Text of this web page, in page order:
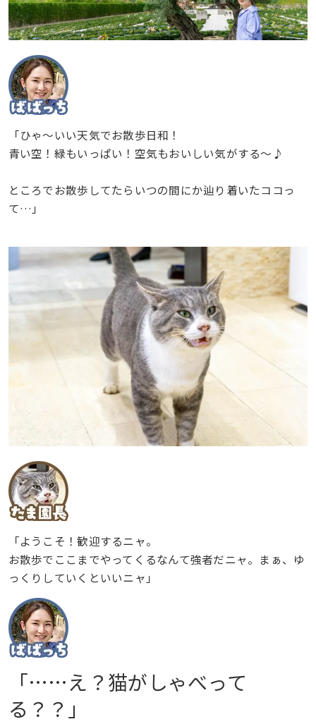
「ひゃ〜いい天気でお散歩日和！
青い空！緑もいっぱい！空気もおいしい気がする〜♪
ところでお散歩してたらいつの間にか辿り着いたココっ
て…」
「ようこそ！歓迎するニャ。
お散歩でここまでやってくるなんて強者だニャ。まぁ、ゆ
っくりしていくといいニャ」
「……え？猫がしゃべって
る？？」